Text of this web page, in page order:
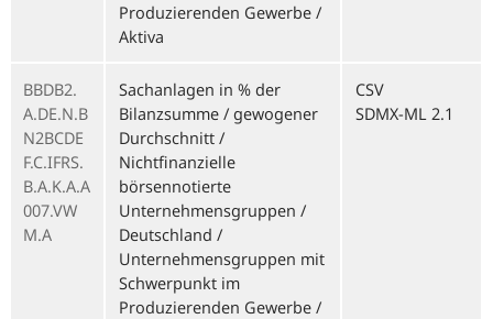
Produzierenden Gewerbe /
Aktiva
BBDB2.
A.DE.N.B
N2BCDE
F.C.IFRS.
B.A.K.A.A
007.VW
M.A
Sachanlagen in % der
Bilanzsumme / gewogener
Durchschnitt /
Nichtfinanzielle
börsennotierte
Unternehmensgruppen /
Deutschland /
Unternehmensgruppen mit
Schwerpunkt im
Produzierenden Gewerbe /
CSV
SDMX-ML 2.1